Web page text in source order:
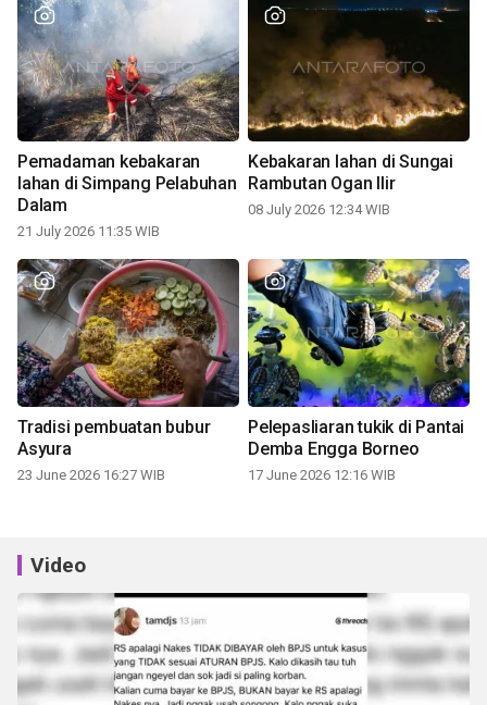
Pemadaman kebakaran
lahan di Simpang Pelabuhan
Dalam
21 July 2026 11:35 WIB
Kebakaran lahan di Sungai
Rambutan Ogan Ilir
08 July 2026 12:34 WIB
Tradisi pembuatan bubur
Asyura
23 June 2026 16:27 WIB
Pelepasliaran tukik di Pantai
Demba Engga Borneo
17 June 2026 12:16 WIB
Video